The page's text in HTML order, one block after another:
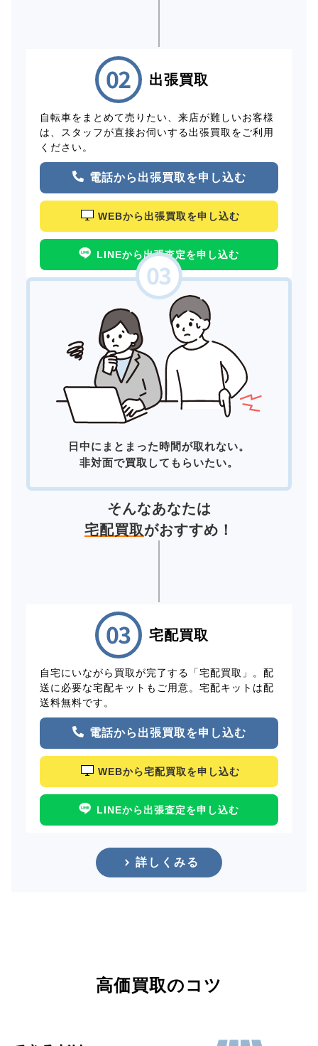
出張買取
自転車をまとめて売りたい、来店が難しいお客様
は、スタッフが直接お伺いする出張買取をご利用
ください。
電話から出張買取を申し込む
WEBから出張買取を申し込む
LINEから出張査定を申し込む
日中にまとまった時間が取れない。
非対面で買取してもらいたい。
そんなあなたは
宅配買取がおすすめ！
宅配買取
自宅にいながら買取が完了する「宅配買取」。配
送に必要な宅配キットもご用意。宅配キットは配
送料無料です。
電話から出張買取を申し込む
WEBから宅配買取を申し込む
LINEから出張査定を申し込む
詳しくみる
高価買取のコツ